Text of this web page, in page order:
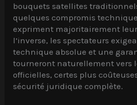
bouquets satellites
quelques compromis
expriment majoritairement
l’inverse, les spectateurs
technique absolue et une
tourneront naturellement vers
officielles, certes plus
sécurité juridique complète.